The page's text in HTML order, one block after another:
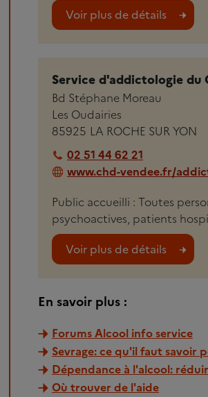
Voir plus de détails
Service d'addictologie du
Bd Stéphane Moreau
Les Oudairies
85925 LA ROCHE SUR YON
02 51 44 62 21
www.chd-vendee.fr/
Public accueilli : Toutes
psychoactives, patients
Voir plus de détails
En savoir plus :
Forums Alcool info service
Sevrage: ce qu'il faut savoir
Dépendance à l'alcool:
Où trouver de l'aide